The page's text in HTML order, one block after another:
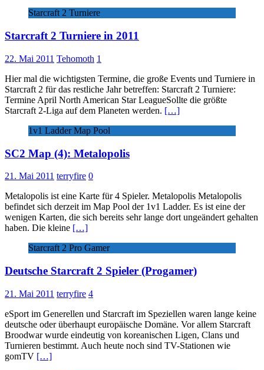
Starcraft 2 Turniere
Starcraft 2 Turniere in 2011
22. Mai 2011 Tehomoth 1
Hier mal die wichtigsten Termine, die große Events und Turniere in
Starcraft 2 für das restliche Jahr betreffen: Starcraft 2 Turniere:
Termine April North American Star LeagueSollte die größte
Starcraft 2-Liga auf dem Planeten werden. […]
1v1 Ladder Map Pool
SC2 Map (4): Metalopolis
21. Mai 2011 terryfire 0
Metalopolis ist eine Karte für 4 Spieler. Metalopolis Metalopolis
befindet sich derzeit im Map Pool der 1v1 Ladder. Es ist eine der
wenigen Karten, die sich bereits sehr lange dort ungeändert gehalten
haben. Die kleine […]
Starcraft 2 Pro Gamer
Deutsche Starcraft 2 Spieler (Progamer)
21. Mai 2011 terryfire 4
eSport im Generellen und Starcraft im Speziellen waren lange keine
deutsche oder überhaupt europäische Domäne. Vor allem Starcraft
Broodwar wurde eindeutig von koreanischen Ligen, Clans und
Turnieren bestimmt. Auch heute noch sind TV-Stationen wie
gomTV […]